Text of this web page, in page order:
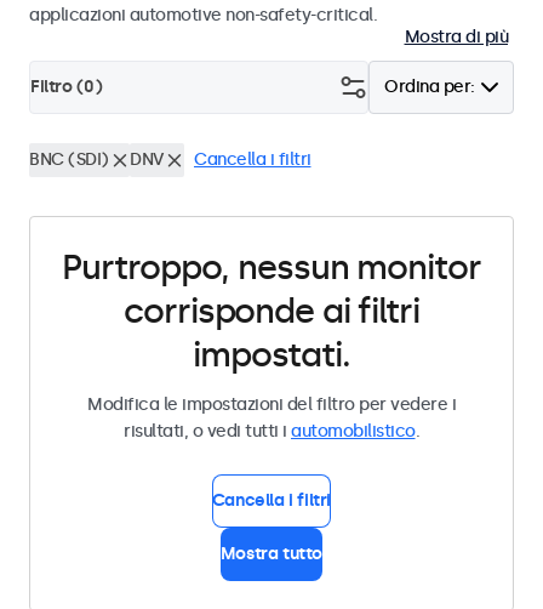
applicazioni automotive non-safety-critical.
Mostra di più
Ordina per:
Filtro (0)
BNC (SDI) DNV Cancella i filtri
Purtroppo, nessun monitor
corrisponde ai filtri
impostati.
Modifica le impostazioni del filtro per vedere i
risultati, o vedi tutti i automobilistico.
Cancella i filtri
Mostra tutto